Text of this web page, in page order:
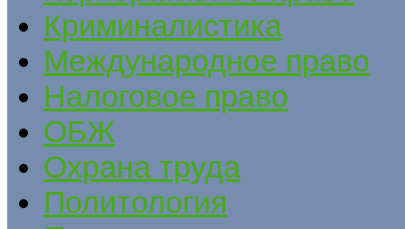
Криминалистика
Международное право
Налоговое право
ОБЖ
Охрана труда
Политология